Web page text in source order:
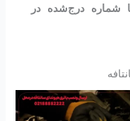
شماره درج‌شده در